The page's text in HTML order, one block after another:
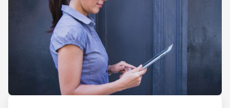
Acción Internacional, Banco
Interamericano de
Desenvolvimento (BID),
Inter-American Foundation
e Women’s World Banking.